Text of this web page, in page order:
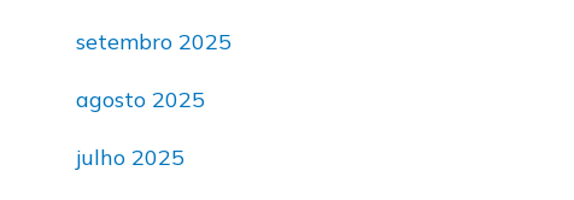
setembro 2025
agosto 2025
julho 2025